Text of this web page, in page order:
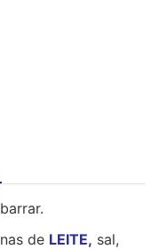
de LEITE, sal,